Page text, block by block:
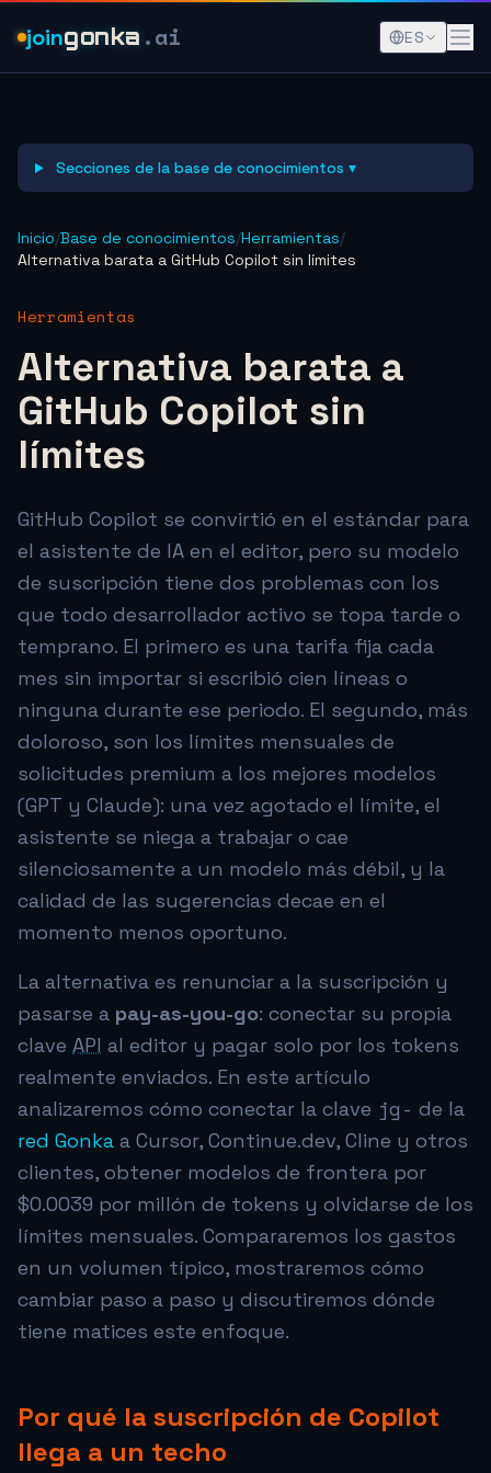
joingonka .ai ES
Secciones de la base de conocimientos ▾
Inicio/Base de conocimientos/Herramientas/
Alternativa barata a GitHub Copilot sin límites
Herramientas
Alternativa barata a
GitHub Copilot sin
límites
GitHub Copilot se convirtió en el estándar para
el asistente de IA en el editor, pero su modelo
de suscripción tiene dos problemas con los
que todo desarrollador activo se topa tarde o
temprano. El primero es una tarifa fija cada
mes sin importar si escribió cien líneas o
ninguna durante ese periodo. El segundo, más
doloroso, son los límites mensuales de
solicitudes premium a los mejores modelos
(GPT y Claude): una vez agotado el límite, el
asistente se niega a trabajar o cae
silenciosamente a un modelo más débil, y la
calidad de las sugerencias decae en el
momento menos oportuno.
La alternativa es renunciar a la suscripción y
pasarse a pay-as-you-go: conectar su propia
clave API al editor y pagar solo por los tokens
realmente enviados. En este artículo
analizaremos cómo conectar la clave jg- de la
red Gonka a Cursor, Continue.dev, Cline y otros
clientes, obtener modelos de frontera por
$0.0039 por millón de tokens y olvidarse de los
límites mensuales. Compararemos los gastos
en un volumen típico, mostraremos cómo
cambiar paso a paso y discutiremos dónde
tiene matices este enfoque.
Por qué la suscripción de Copilot
llega a un techo